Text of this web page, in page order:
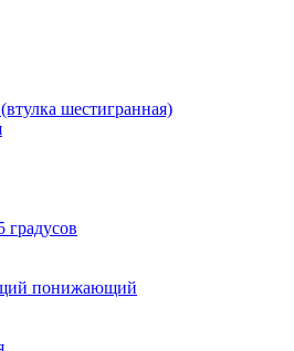
шестигранная)
понижающий